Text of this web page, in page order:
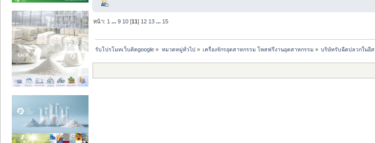
หน้า: 1 ...9 10 [11] 12 13 ... 15
รับโปรโมทเว็บติดgoogle » หมวดหมู่ทั่วไป » เครื่องจักรอุตสาหกรรม โพสฟรีงานอุตสาหกรรม » บริษัทรับฉีดปลวกในอี